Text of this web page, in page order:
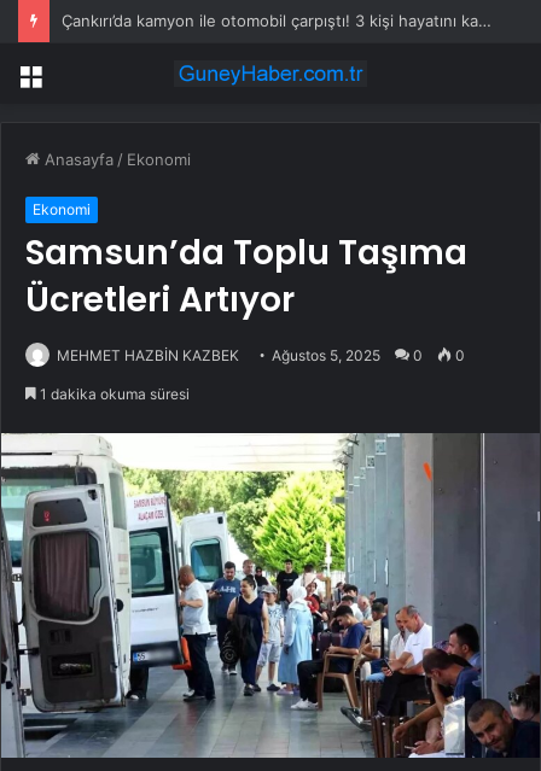
Çankırı’da kamyon ile otomobil çarpıştı! 3 kişi hayatını kaybetti
Menü
Anasayfa / Ekonomi
Ekonomi
Samsun’da Toplu Taşıma
Ücretleri Artıyor
MEHMET HAZBİN KAZBEK Ağustos 5, 2025 0 0
1 dakika okuma süresi